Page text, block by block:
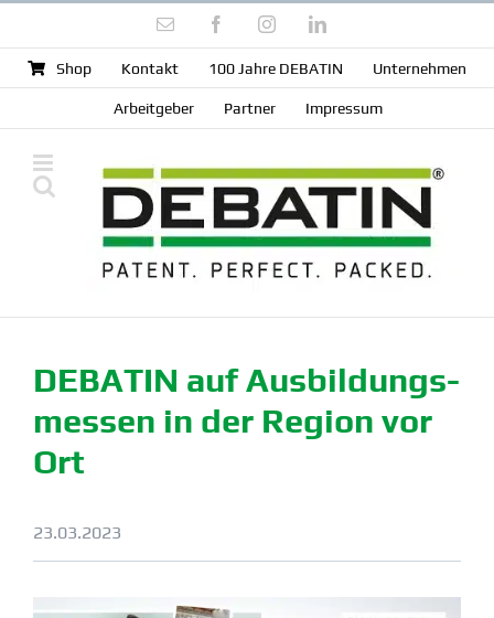
springen
E-
FacebookInstagramLinkedIn
Shop Kontakt 100 Jahre DEBATIN Unter­nehmen
Arbeit­geber Partner Impressum
DEBATIN auf Ausbil­dungs­
messen in der Region vor
Ort
23.03.2023